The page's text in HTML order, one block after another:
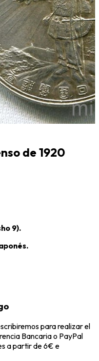
de 1920
9).
para realizar el
Bancaria o PayPal
a partir de 6€ e